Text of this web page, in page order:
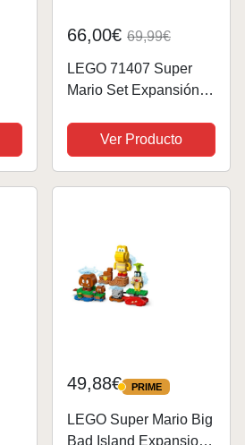
66,00€ 69,99€
LEGO 71407 Super
Mario Set Expansión:
Peach Felina, Juego
Construcción Mario
Bros, Castillo Juguete
Ver Producto
49,88€ PRIME
PRIME
LEGO Super Mario Big
Bad Island Expansion